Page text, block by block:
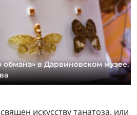
обмана» в Дарвиновском музее.
искусству танатоза, или